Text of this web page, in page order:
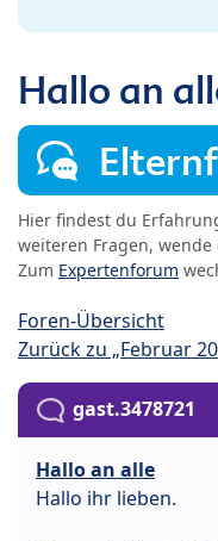
Hallo an
Hier findest du
weiteren Fragen,
Zum Expertenforum
Foren-Übersicht
Zurück zu „Februar
gast.3478721
Hallo an alle
Hallo ihr lieben.